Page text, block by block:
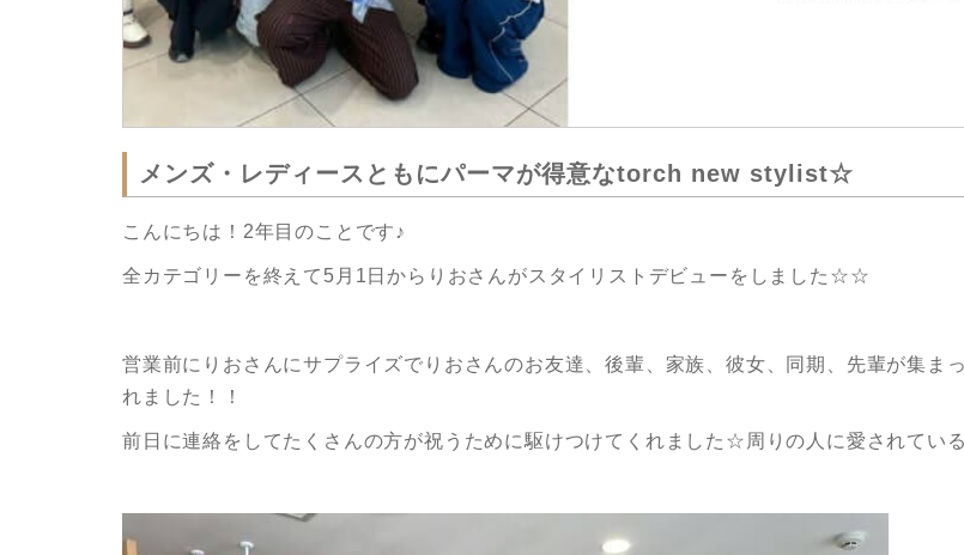
メンズ・レディースともにパーマが得意なtorch new stylist☆
こんにちは！2年目のことです♪
全カテゴリーを終えて5月1日からりおさんがスタイリストデビューをしました☆☆
営業前にりおさんにサプライズでりおさんのお友達、後輩、家族、彼女、同期、先輩が集ま
れました！！
前日に連絡をしてたくさんの方が祝うために駆けつけてくれました☆周りの人に愛されてい